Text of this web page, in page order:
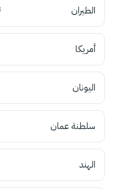
الطيران
أمريكا
اليونان
سلطنة عمان
الهند